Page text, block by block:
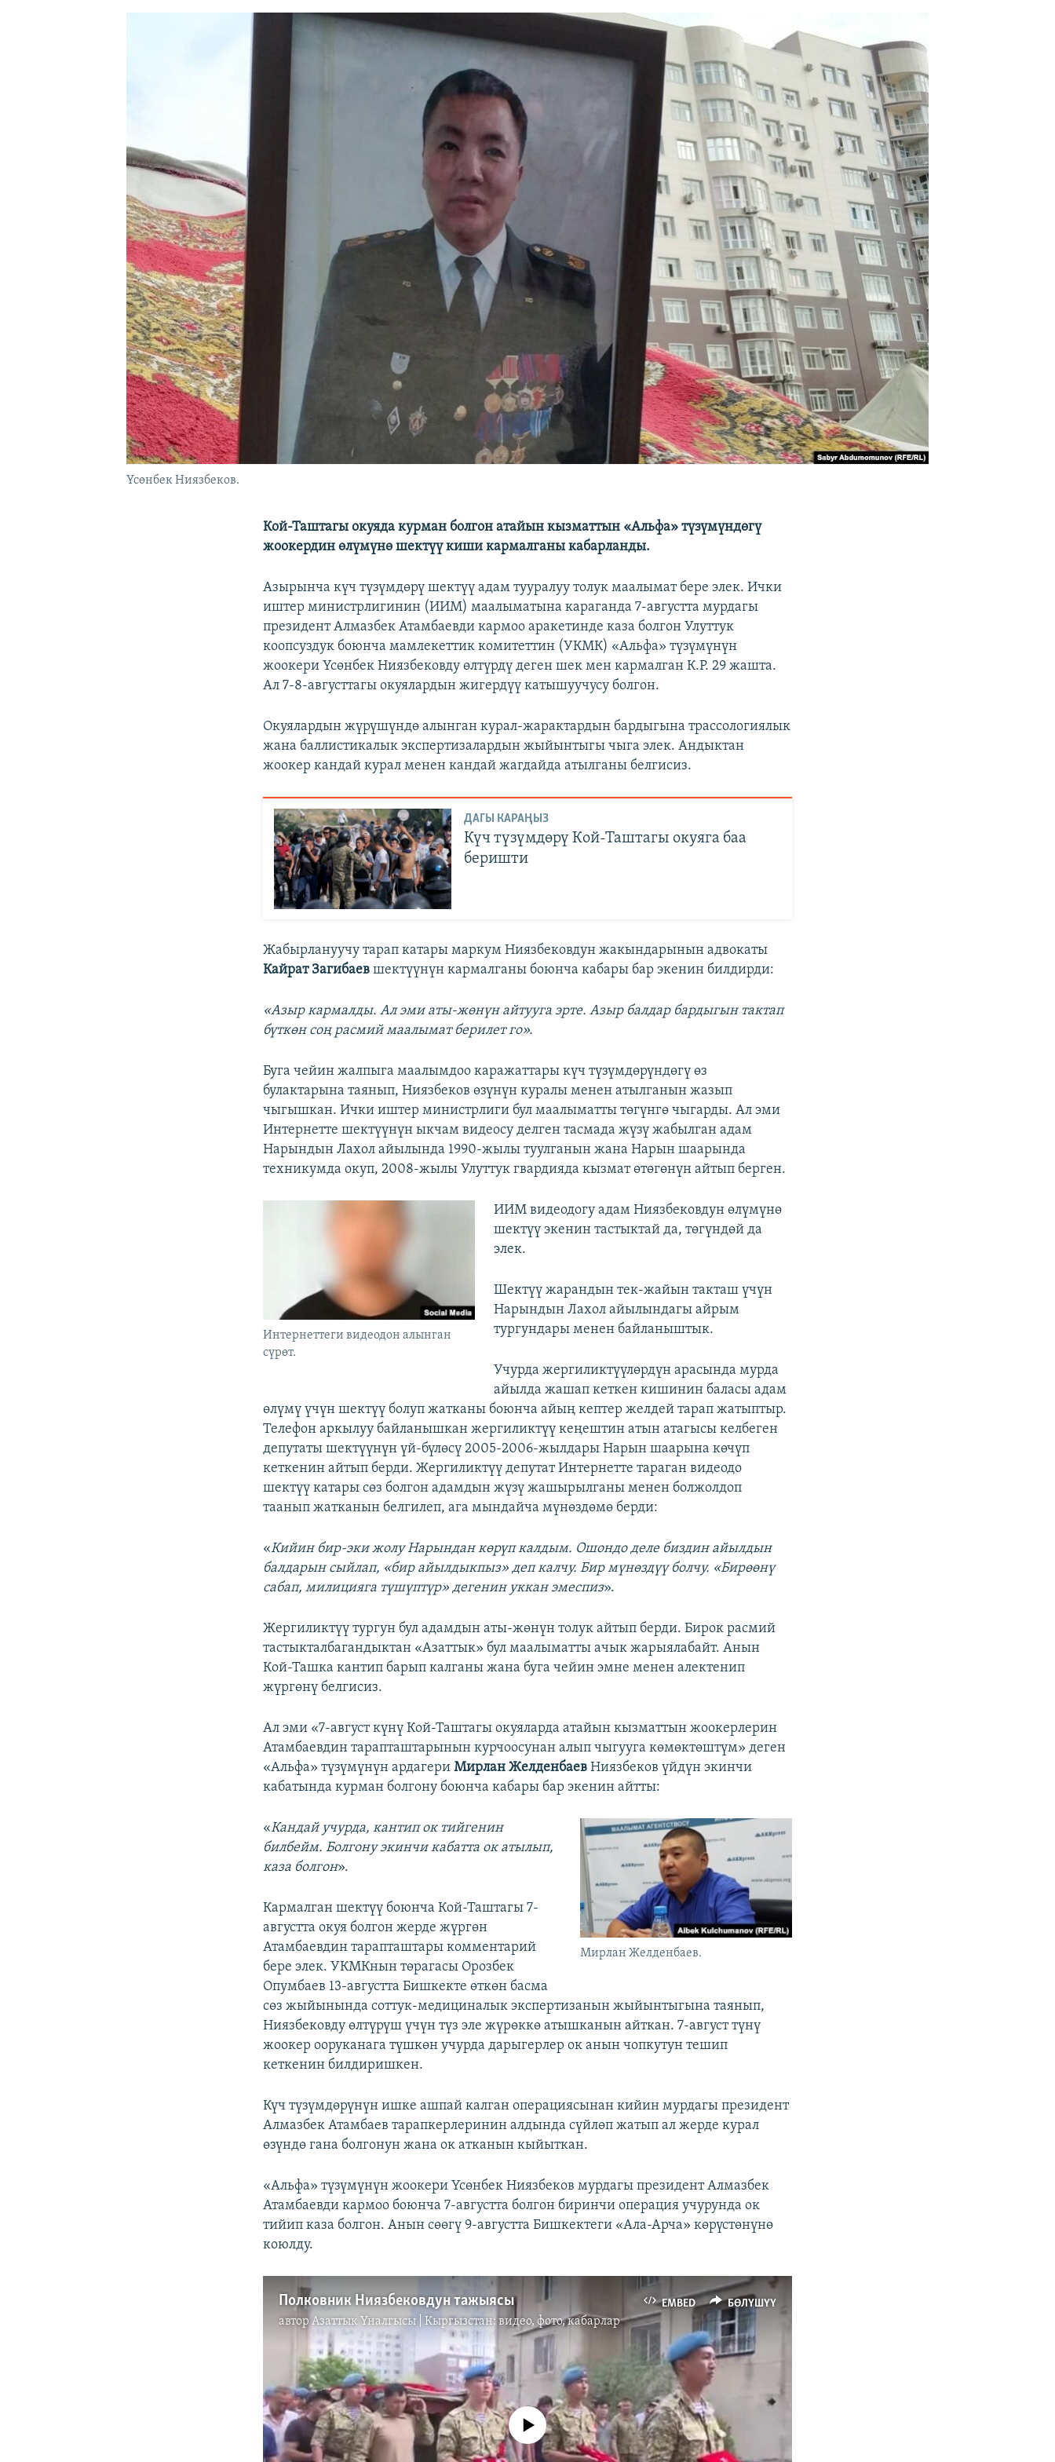
Үсөнбек Ниязбеков.
Кой-Таштагы окуяда курман болгон атайын кызматтын «Альфа» түзүмүндөгү
жоокердин өлүмүнө шектүү киши кармалганы кабарланды.
Азырынча күч түзүмдөрү шектүү адам тууралуу толук маалымат бере элек. Ички
иштер министрлигинин (ИИМ) маалыматына караганда 7-августта мурдагы
президент Алмазбек Атамбаевди кармоо аракетинде каза болгон Улуттук
коопсуздук боюнча мамлекеттик комитеттин (УКМК) «Альфа» түзүмүнүн
жоокери Үсөнбек Ниязбековду өлтүрдү деген шек мен кармалган К.Р. 29 жашта.
Ал 7-8-августтагы окуялардын жигердүү катышуучусу болгон.
Окуялардын жүрүшүндө алынган курал-жарактардын бардыгына трассологиялык
жана баллистикалык экспертизалардын жыйынтыгы чыга элек. Андыктан
жоокер кандай курал менен кандай жагдайда атылганы белгисиз.
ДАГЫ КАРАҢЫЗ
Күч түзүмдөрү Кой-Таштагы окуяга баа
беришти
Жабырлануучу тарап катары маркум Ниязбековдун жакындарынын адвокаты
Кайрат Загибаев шектүүнүн кармалганы боюнча кабары бар экенин билдирди:
«Азыр кармалды. Ал эми аты-жөнүн айтууга эрте. Азыр балдар бардыгын тактап
бүткөн соң расмий маалымат берилет го».
Буга чейин жалпыга маалымдоо каражаттары күч түзүмдөрүндөгү өз
булактарына таянып, Ниязбеков өзүнүн куралы менен атылганын жазып
чыгышкан. Ички иштер министрлиги бул маалыматты төгүнгө чыгарды. Ал эми
Интернетте шектүүнүн ыкчам видеосу делген тасмада жүзү жабылган адам
Нарындын Лахол айылында 1990-жылы туулганын жана Нарын шаарында
техникумда окуп, 2008-жылы Улуттук гвардияда кызмат өтөгөнүн айтып берген.
Интернеттеги видеодон алынган
сүрөт.
​ИИМ видеодогу адам Ниязбековдун өлүмүнө
шектүү экенин тастыктай да, төгүндөй да
элек.
Шектүү жарандын тек-жайын такташ үчүн
Нарындын Лахол айылындагы айрым
тургундары менен байланыштык.
Учурда жергиликтүүлөрдүн арасында мурда
айылда жашап кеткен кишинин баласы адам
өлүмү үчүн шектүү болуп жатканы боюнча айың кептер желдей тарап жатыптыр.
Телефон аркылуу байланышкан жергиликтүү кеңештин атын атагысы келбеген
депутаты шектүүнүн үй-бүлөсү 2005-2006-жылдары Нарын шаарына көчүп
кеткенин айтып берди. Жергиликтүү депутат Интернетте тараган видеодо
шектүү катары сөз болгон адамдын жүзү жашырылганы менен болжолдоп
таанып жатканын белгилеп, ага мындайча мүнөздөмө берди:
«Кийин бир-эки жолу Нарындан көрүп калдым. Ошондо деле биздин айылдын
балдарын сыйлап, «бир айылдыкпыз» деп калчу. Бир мүнөздүү болчу. «Бирөөнү
сабап, милицияга түшүптүр» дегенин уккан эмеспиз».
Жергиликтүү тургун бул адамдын аты-жөнүн толук айтып берди. Бирок расмий
тастыкталбагандыктан «Азаттык» бул маалыматты ачык жарыялабайт. Анын
Кой-Ташка кантип барып калганы жана буга чейин эмне менен алектенип
жүргөнү белгисиз.
Ал эми «7-август күнү Кой-Таштагы окуяларда атайын кызматтын жоокерлерин
Атамбаевдин тарапташтарынын курчоосунан алып чыгууга көмөктөштүм» деген
«Альфа» түзүмүнүн ардагериМирлан ЖелденбаевНиязбеков үйдүн экинчи
кабатында курман болгону боюнча кабары бар экенин айтты:
Мирлан Желденбаев.
«Кандай учурда, кантип ок тийгенин
билбейм. Болгону экинчи кабатта ок атылып,
каза болгон».
Кармалган шектүү боюнча Кой-Таштагы 7-
августта окуя болгон жерде жүргөн
Атамбаевдин тарапташтары комментарий
бере элек. УКМКнын төрагасы Орозбек
Опумбаев 13-августта Бишкекте өткөн басма
сөз жыйынында соттук-медициналык экспертизанын жыйынтыгына таянып,
Ниязбековду өлтүрүш үчүн түз эле жүрөккө атышканын айткан. 7-август түнү
жоокер ооруканага түшкөн учурда дарыгерлер ок анын чопкутун тешип
кеткенин билдиришкен.
Күч түзүмдөрүнүн ишке ашпай калган операциясынан кийин мурдагы президент
Алмазбек Атамбаев тарапкерлеринин алдында сүйлөп жатып ал жерде курал
өзүндө гана болгонун жана ок атканын кыйыткан.
«Альфа» түзүмүнүн жоокери Үсөнбек Ниязбеков мурдагы президент Алмазбек
Атамбаевди кармоо боюнча 7-августта болгон биринчи операция учурунда ок
тийип каза болгон. Анын сөөгү 9-августта Бишкектеги «Ала-Арча» көрүстөнүнө
коюлду.
EMBED БӨЛҮШҮҮ
Полковник Ниязбековдун тажыясы
авторАзаттык Үналгысы | Кыргызстан: видео, фото, кабарлар
No media source currently available